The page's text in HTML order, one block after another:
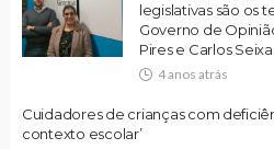
legislativas são os
Governo de
Pires e Carlos
4 anos atrás
Cuidadores de crianças com
contexto escolar’